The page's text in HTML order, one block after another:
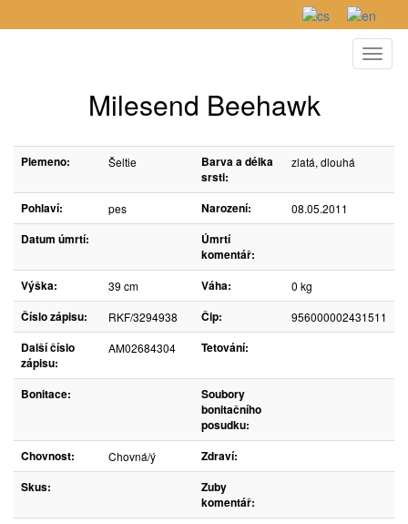
Milesend Beehawk
Plemeno: Šeltie
Barva a délka
srsti:
zlatá, dlouhá
Pohlaví: pes Narození: 08.05.2011
Datum úmrtí:
Úmrtí
komentář:
Výška:
39 cm Váha: 0 kg
Číslo zápisu: RKF/3294938 Čip: 956000002431511
Další číslo
zápisu:
AM02684304 Tetování:
Bonitace:
Soubory
bonitačního
posudku:
Chovnost:
Chovná/ý
Zdraví:
Skus:
Zuby
komentář: